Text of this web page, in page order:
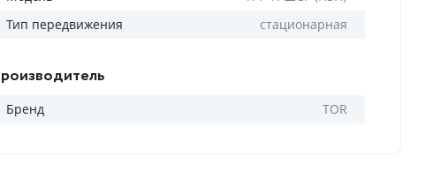
Тип передвижения
стационарная
Бренд TOR